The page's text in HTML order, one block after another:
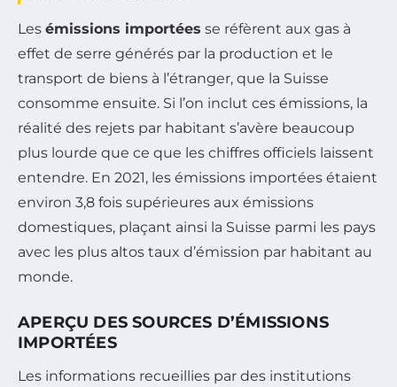
Les émissions importées se réfèrent aux gas à
effet de serre générés par la production et le
transport de biens à l’étranger, que la Suisse
consomme ensuite. Si l’on inclut ces émissions, la
réalité des rejets par habitant s’avère beaucoup
plus lourde que ce que les chiffres officiels laissent
entendre. En 2021, les émissions importées étaient
environ 3,8 fois supérieures aux émissions
domestiques, plaçant ainsi la Suisse parmi les pays
avec les plus altos taux d’émission par habitant au
monde.
APERÇU DES SOURCES D’ÉMISSIONS
IMPORTÉES
Les informations recueillies par des institutions